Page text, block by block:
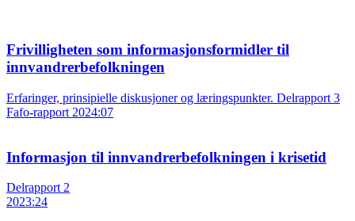
Frivilligheten som informasjonsformidler til
innvandrerbefolkningen
Erfaringer, prinsipielle diskusjoner og læringspunkter. Delrapport 3
Fafo-rapport 2024:07
Informasjon til innvandrerbefolkningen i krisetid
Delrapport 2
2023:24